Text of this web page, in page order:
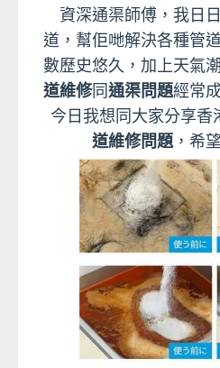
資深通渠師傅，我日
道，幫佢哋解決各種管
數歷史悠久，加上天氣
道維修同 通渠問題經常
今日我想同大家分享香
道維修問題，希